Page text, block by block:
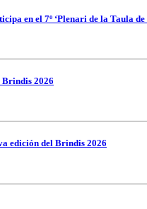
en el 7º ‘Plenari de la Taula
2026
edición del Brindis 2026